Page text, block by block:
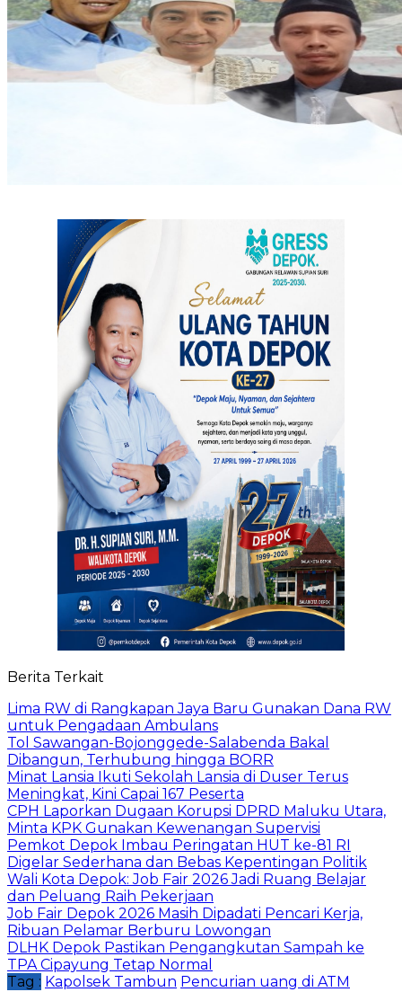
Berita Terkait
Lima RW di Rangkapan Jaya Baru Gunakan Dana RW
untuk Pengadaan Ambulans
Tol Sawangan-Bojonggede-Salabenda Bakal
Dibangun, Terhubung hingga BORR
Minat Lansia Ikuti Sekolah Lansia di Duser Terus
Meningkat, Kini Capai 167 Peserta
CPH Laporkan Dugaan Korupsi DPRD Maluku Utara,
Minta KPK Gunakan Kewenangan Supervisi
Pemkot Depok Imbau Peringatan HUT ke-81 RI
Digelar Sederhana dan Bebas Kepentingan Politik
Wali Kota Depok: Job Fair 2026 Jadi Ruang Belajar
dan Peluang Raih Pekerjaan
Job Fair Depok 2026 Masih Dipadati Pencari Kerja,
Ribuan Pelamar Berburu Lowongan
DLHK Depok Pastikan Pengangkutan Sampah ke
TPA Cipayung Tetap Normal
Tag : Kapolsek Tambun Pencurian uang di ATM